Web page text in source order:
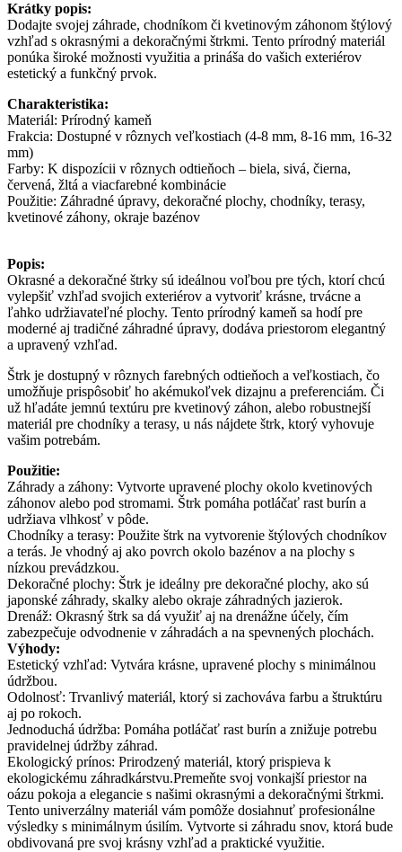
Krátky popis:
Dodajte svojej záhrade, chodníkom či kvetinovým záhonom štýlový
vzhľad s okrasnými a dekoračnými štrkmi. Tento prírodný materiál
ponúka široké možnosti využitia a prináša do vašich exteriérov
estetický a funkčný prvok.
Charakteristika:
Materiál: Prírodný kameň
Frakcia: Dostupné v rôznych veľkostiach (4-8 mm, 8-16 mm, 16-32
mm)
Farby: K dispozícii v rôznych odtieňoch – biela, sivá, čierna,
červená, žltá a viacfarebné kombinácie
Použitie: Záhradné úpravy, dekoračné plochy, chodníky, terasy,
kvetinové záhony, okraje bazénov
Popis:
Okrasné a dekoračné štrky sú ideálnou voľbou pre tých, ktorí chcú
vylepšiť vzhľad svojich exteriérov a vytvoriť krásne, trvácne a
ľahko udržiavateľné plochy. Tento prírodný kameň sa hodí pre
moderné aj tradičné záhradné úpravy, dodáva priestorom elegantný
a upravený vzhľad.
Štrk je dostupný v rôznych farebných odtieňoch a veľkostiach, čo
umožňuje prispôsobiť ho akémukoľvek dizajnu a preferenciám. Či
už hľadáte jemnú textúru pre kvetinový záhon, alebo robustnejší
materiál pre chodníky a terasy, u nás nájdete štrk, ktorý vyhovuje
vašim potrebám.
Použitie:
Záhrady a záhony: Vytvorte upravené plochy okolo kvetinových
záhonov alebo pod stromami. Štrk pomáha potláčať rast burín a
udržiava vlhkosť v pôde.
Chodníky a terasy: Použite štrk na vytvorenie štýlových chodníkov
a terás. Je vhodný aj ako povrch okolo bazénov a na plochy s
nízkou prevádzkou.
Dekoračné plochy: Štrk je ideálny pre dekoračné plochy, ako sú
japonské záhrady, skalky alebo okraje záhradných jazierok.
Drenáž: Okrasný štrk sa dá využiť aj na drenážne účely, čím
zabezpečuje odvodnenie v záhradách a na spevnených plochách.
Výhody:
Estetický vzhľad: Vytvára krásne, upravené plochy s minimálnou
údržbou.
Odolnosť: Trvanlivý materiál, ktorý si zachováva farbu a štruktúru
aj po rokoch.
Jednoduchá údržba: Pomáha potláčať rast burín a znižuje potrebu
pravidelnej údržby záhrad.
Ekologický prínos: Prirodzený materiál, ktorý prispieva k
ekologickému záhradkárstvu.Premeňte svoj vonkajší priestor na
oázu pokoja a elegancie s našimi okrasnými a dekoračnými štrkmi.
Tento univerzálny materiál vám pomôže dosiahnuť profesionálne
výsledky s minimálnym úsilím. Vytvorte si záhradu snov, ktorá bude
obdivovaná pre svoj krásny vzhľad a praktické využitie.